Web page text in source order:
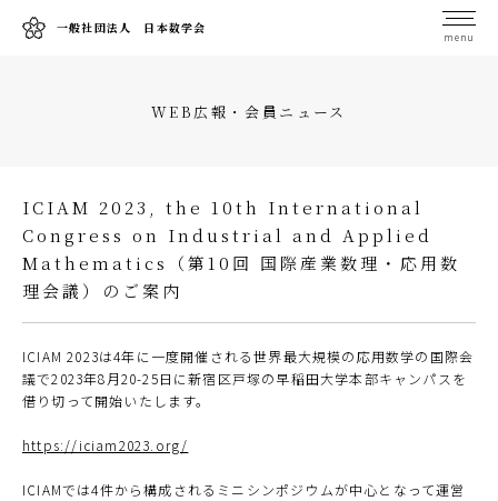
一般社団法人 日本数学会
menu
WEB広報・会員ニュース
ICIAM 2023, the 10th International
Congress on Industrial and Applied
Mathematics
（第10回 国際産業数理・応用数
理会議） のご案内
ICIAM 2023は4年に一度開催される世界最大規模の応用数学の国際会
議で2023年8月20-25日に新宿区戸塚の早稲田大学本部キャンパスを
借り切って開始いたします。
https://iciam2023.org/
ICIAMでは4件から構成されるミニシンポジウムが中心となって運営